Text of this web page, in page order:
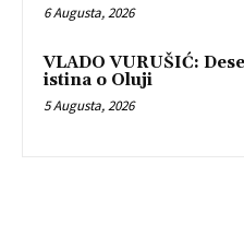
6 Augusta, 2026
VLADO VURUŠIĆ:
istina o Oluji
5 Augusta, 2026